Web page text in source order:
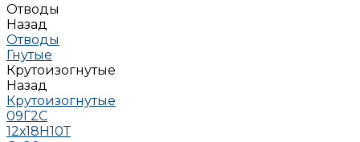
Отводы
Назад
Отводы
Гнутые
Крутоизогнутые
Назад
Крутоизогнутые
09Г2С
12х18Н10Т